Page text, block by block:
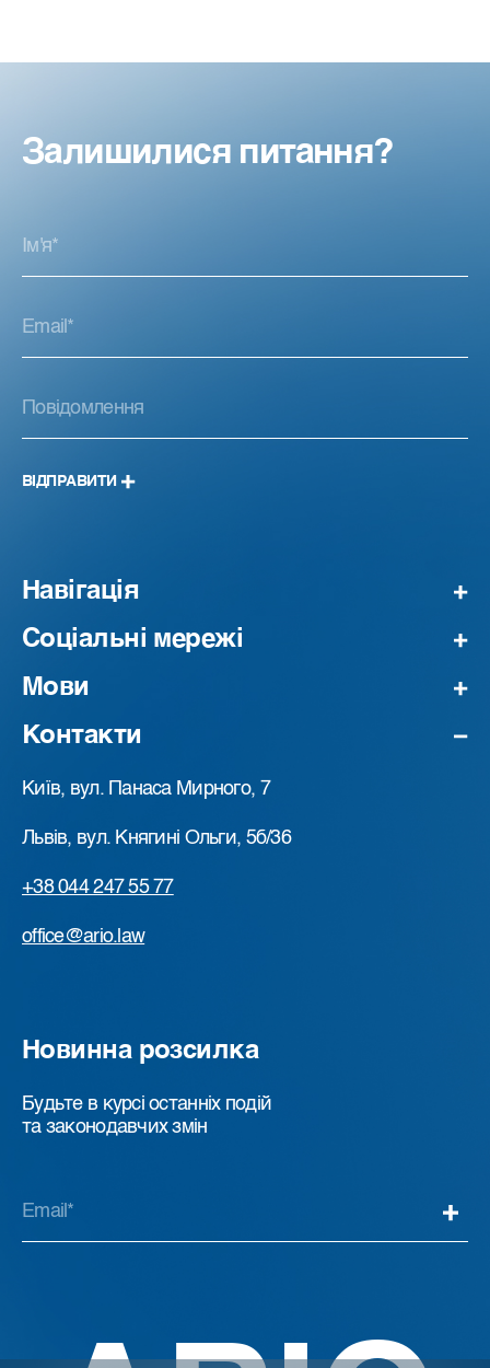
Залишилися питання?
ВІДПРАВИТИ
Навігація
Соціальні мережі
Мови
Контакти
Київ, вул. Панаса Мирного, 7
Львів, вул. Княгині Ольги, 5б/36
+38 044 247 55 77
office@ario.law
Новинна розсилка
Будьте в курсі останніх подій
та законодавчих змін